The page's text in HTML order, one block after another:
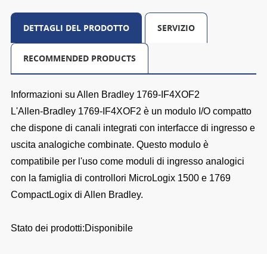
DETTAGLI DEL PRODOTTO SERVIZIO
RECOMMENDED PRODUCTS
Informazioni su Allen Bradley 1769-IF4XOF2
L'Allen-Bradley 1769-IF4XOF2 è un modulo I/O compatto
che dispone di canali integrati con interfacce di ingresso e
uscita analogiche combinate. Questo modulo è
compatibile per l'uso come moduli di ingresso analogici
con la famiglia di controllori MicroLogix 1500 e 1769
CompactLogix di Allen Bradley.
Stato dei prodotti:Disponibile